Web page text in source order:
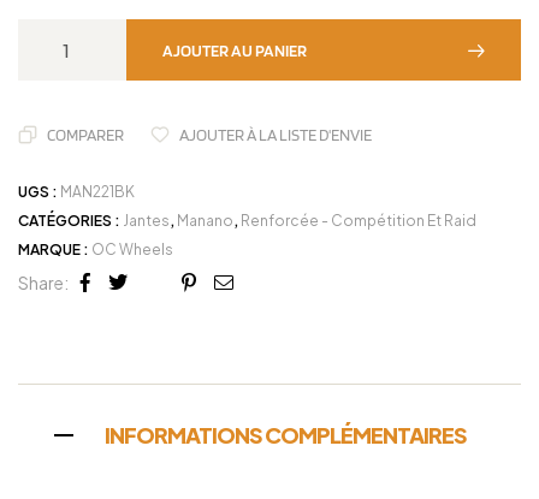
AJOUTER AU PANIER
COMPARER AJOUTER À LA LISTE D'ENVIE
UGS : MAN221BK
CATÉGORIES : Jantes, Manano, Renforcée - Compétition Et Raid
MARQUE : OC Wheels
Share:
Facebook
TwitterLinkedin
Google+
Pinterest
Email
INFORMATIONS COMPLÉMENTAIRES